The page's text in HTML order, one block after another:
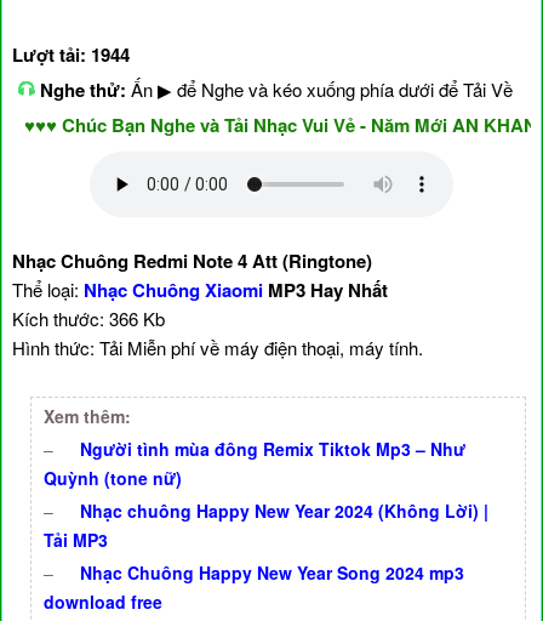
Lượt tải: 1944
Nghe thử: Ấn ▶ để Nghe và kéo xuống phía dưới để Tải Về
Chúc Bạn Nghe và Tải Nhạc Vui Vẻ - Năm Mới AN KHANG &
Nhạc Chuông Redmi Note 4 Att (Ringtone)
Thể loại: Nhạc Chuông Xiaomi MP3 Hay Nhất
Kích thước: 366 Kb
Hình thức: Tải Miễn phí về máy điện thoại, máy tính.
Xem thêm:
–
Người tình mùa đông Remix Tiktok Mp3 – Như
Quỳnh (tone nữ)
–
Nhạc chuông Happy New Year 2024 (Không Lời) |
Tải MP3
–
Nhạc Chuông Happy New Year Song 2024 mp3
download free